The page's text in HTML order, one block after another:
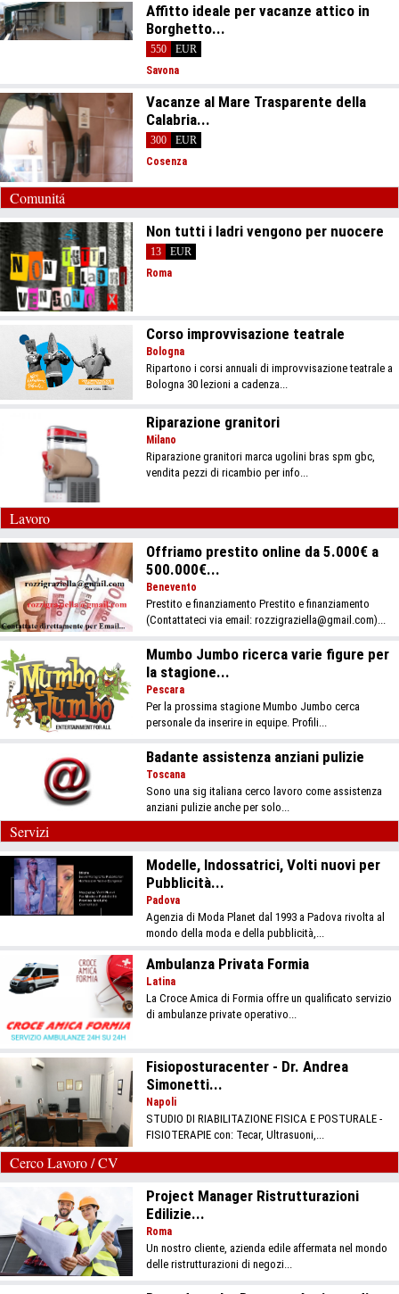
Affitto ideale per vacanze attico in
Borghetto...
550
EUR
Savona
Vacanze al Mare Trasparente della
Calabria...
300
EUR
Cosenza
Comunitá
Non tutti i ladri vengono per nuocere
13
EUR
Roma
Corso improvvisazione teatrale
Bologna
Ripartono i corsi annuali di improvvisazione teatrale a
Bologna 30 lezioni a cadenza...
Riparazione granitori
Milano
Riparazione granitori marca ugolini bras spm gbc,
vendita pezzi di ricambio per info...
Lavoro
Offriamo prestito online da 5.000€ a
500.000€...
Benevento
Prestito e finanziamento Prestito e finanziamento
(Contattateci via email: rozzigraziella@gmail.com)...
Mumbo Jumbo ricerca varie figure per
la stagione...
Pescara
Per la prossima stagione Mumbo Jumbo cerca
personale da inserire in equipe. Profili...
Badante assistenza anziani pulizie
Toscana
Sono una sig italiana cerco lavoro come assistenza
anziani pulizie anche per solo...
Servizi
Modelle, Indossatrici, Volti nuovi per
Pubblicità...
Padova
Agenzia di Moda Planet dal 1993 a Padova rivolta al
mondo della moda e della pubblicità,...
Ambulanza Privata Formia
Latina
La Croce Amica di Formia offre un qualificato servizio
di ambulanze private operativo...
Fisioposturacenter - Dr. Andrea
Simonetti...
Napoli
STUDIO DI RIABILITAZIONE FISICA E POSTURALE -
FISIOTERAPIE con: Tecar, Ultrasuoni,...
Cerco Lavoro / CV
Project Manager Ristrutturazioni
Edilizie...
Roma
Un nostro cliente, azienda edile affermata nel mondo
delle ristrutturazioni di negozi...